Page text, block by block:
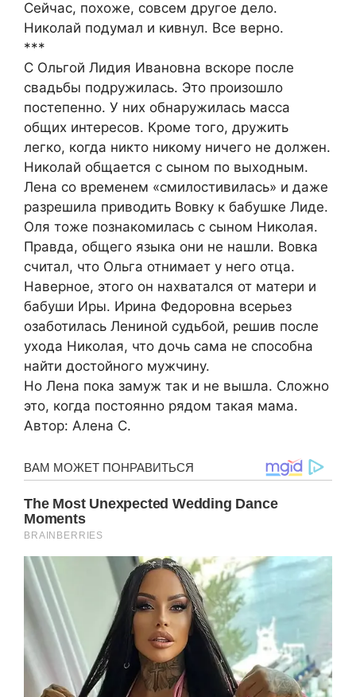
Сейчас, похоже, совсем другое дело.
Николай подумал и кивнул. Все верно.
***
С Ольгой Лидия Ивановна вскоре после
свадьбы подружилась. Это произошло
постепенно. У них обнаружилась масса
общих интересов. Кроме того, дружить
легко, когда никто никому ничего не должен.
Николай общается с сыном по выходным.
Лена со временем «смилостивилась» и даже
разрешила приводить Вовку к бабушке Лиде.
Оля тоже познакомилась с сыном Николая.
Правда, общего языка они не нашли. Вовка
считал, что Ольга отнимает у него отца.
Наверное, этого он нахватался от матери и
бабуши Иры. Ирина Федоровна всерьез
озаботилась Лениной судьбой, решив после
ухода Николая, что дочь сама не способна
найти достойного мужчину.
Но Лена пока замуж так и не вышла. Сложно
это, когда постоянно рядом такая мама.
Автор: Алена С.